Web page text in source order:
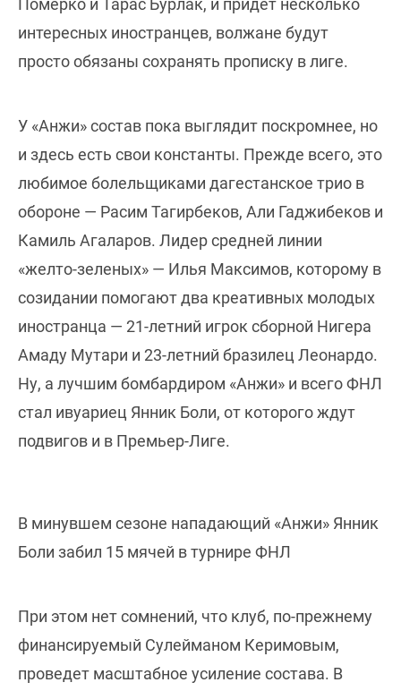
Померко и Тарас Бурлак, и придет несколько
интересных иностранцев, волжане будут
просто обязаны сохранять прописку в лиге.
У «Анжи» состав пока выглядит поскромнее, но
и здесь есть свои константы. Прежде всего, это
любимое болельщиками дагестанское трио в
обороне — Расим Тагирбеков, Али Гаджибеков и
Камиль Агаларов. Лидер средней линии
«желто-зеленых» — Илья Максимов, которому в
созидании помогают два креативных молодых
иностранца — 21-летний игрок сборной Нигера
Амаду Мутари и 23-летний бразилец Леонардо.
Ну, а лучшим бомбардиром «Анжи» и всего ФНЛ
стал ивуариец Янник Боли, от которого ждут
подвигов и в Премьер-Лиге.
В минувшем сезоне нападающий «Анжи» Янник
Боли забил 15 мячей в турнире ФНЛ
При этом нет сомнений, что клуб, по-прежнему
финансируемый Сулейманом Керимовым,
проведет масштабное усиление состава. В